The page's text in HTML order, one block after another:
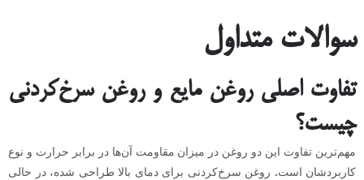
سوالات متداول
تفاوت اصلی روغن مایع و روغن سرخ‌کردنی
چیست؟
مهم‌ترین تفاوت این دو روغن در میزان مقاومت آن‌ها در برابر حرارت و نوع
کاربردشان است. روغن سرخ‌کردنی برای دمای بالا طراحی شده، در حالی